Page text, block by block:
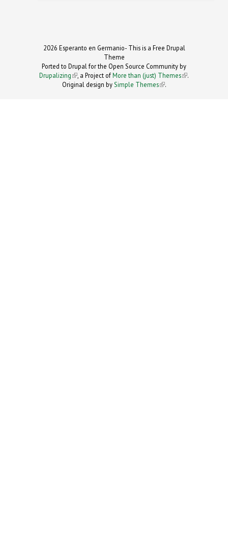
2026 Esperanto en Germanio- This is a Free Drupal
Theme
Ported to Drupal for the Open Source Community by
Drupalizing(link is external)
, a Project ofMore than (just) Themes (link is
.
Original design by Simple Themes
(link is
.